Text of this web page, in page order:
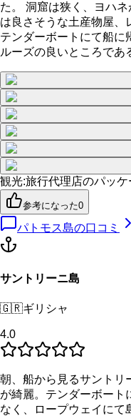
た。 洞窟は狭く、ヨハ
は良さそうな土産物屋、
テンダーボートにて船に
ルーズの良いところであ
観光:旅行代理店のパッケ
参考になった0
パトモス島の口コミ
サントリーニ島
🇬🇷ギリシャ
4.0
朝、船から見るサントリ
が綺麗。テンダーボート
なく、ロープウェイにて